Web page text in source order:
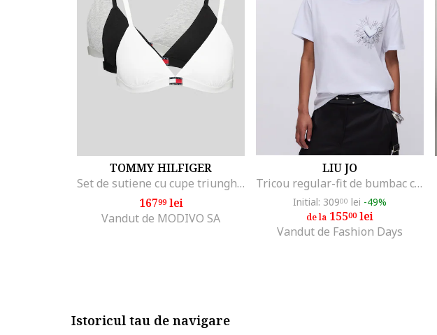
TOMMY HILFIGER
Set de sutiene cu cupe triunghiulare si detaliu logo - 3 perechi, Alb/Negru/Gri melange
16799lei
Vandut de MODIVO SA
LIU JO
Tricou regular-fit de bumbac cu aplicatie din strasuri, Alb optic
Initial: 30900 lei -49%
de la 15500lei
Vandut de Fashion Days
Istoricul tau de navigare